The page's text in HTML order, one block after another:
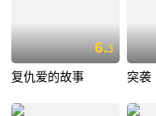
6.3
复仇爱的故事 突袭